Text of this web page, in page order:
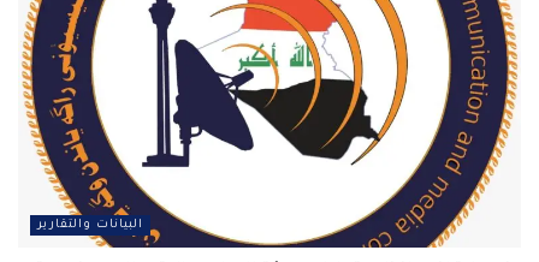
البيانات والتقارير